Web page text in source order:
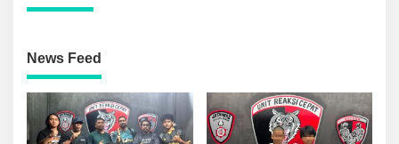
News Feed